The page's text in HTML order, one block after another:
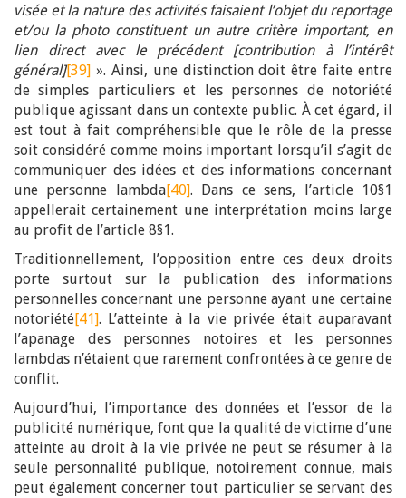
visée et la nature des activités faisaient l’objet du reportage
et/ou la photo constituent un autre critère important, en
lien direct avec le précédent [contribution à l’intérêt
général][39] ». Ainsi, une distinction doit être faite entre
de simples particuliers et les personnes de notoriété
publique agissant dans un contexte public. À cet égard, il
est tout à fait compréhensible que le rôle de la presse
soit considéré comme moins important lorsqu’il s’agit de
communiquer des idées et des informations concernant
une personne lambda[40]. Dans ce sens, l’article 10§1
appellerait certainement une interprétation moins large
au profit de l’article 8§1.
Traditionnellement, l’opposition entre ces deux droits
porte surtout sur la publication des informations
personnelles concernant une personne ayant une certaine
notoriété[41]. L’atteinte à la vie privée était auparavant
l’apanage des personnes notoires et les personnes
lambdas n’étaient que rarement confrontées à ce genre de
conflit.
Aujourd’hui, l’importance des données et l’essor de la
publicité numérique, font que la qualité de victime d’une
atteinte au droit à la vie privée ne peut se résumer à la
seule personnalité publique, notoirement connue, mais
peut également concerner tout particulier se servant des